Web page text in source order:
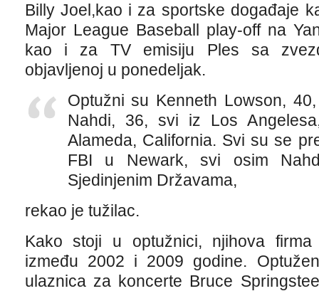
Billy Joel,kao i za sportske događaje
Major League Baseball play-off na
kao i za TV emisiju Ples sa
objavljenoj u ponedeljak.
Optužni su Kenneth Lowson,
Nahdi, 36, svi iz Los
Alameda, California. Svi su se
FBI u Newark, svi osim
Sjedinjenim Državama,
rekao je tužilac.
Kako stoji u optužnici, njihova
između 2002 i 2009 godine.
ulaznica za koncerte Bruce